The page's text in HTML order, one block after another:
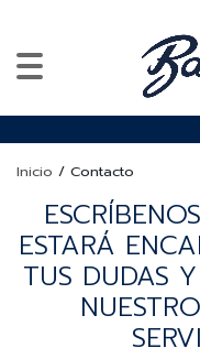
Inicio / Contacto
ESTARÁ
TUS DUDAS